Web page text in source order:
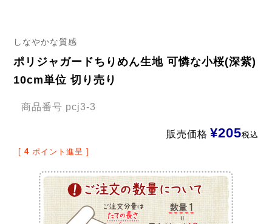
しなやかな質感
ポリジャガードちりめん生地 可憐な小桜(深紫)
10cm単位 切り売り
商品番号 pcj3-3
販売価格 ¥205税込
[ 4 ポイント進呈 ]